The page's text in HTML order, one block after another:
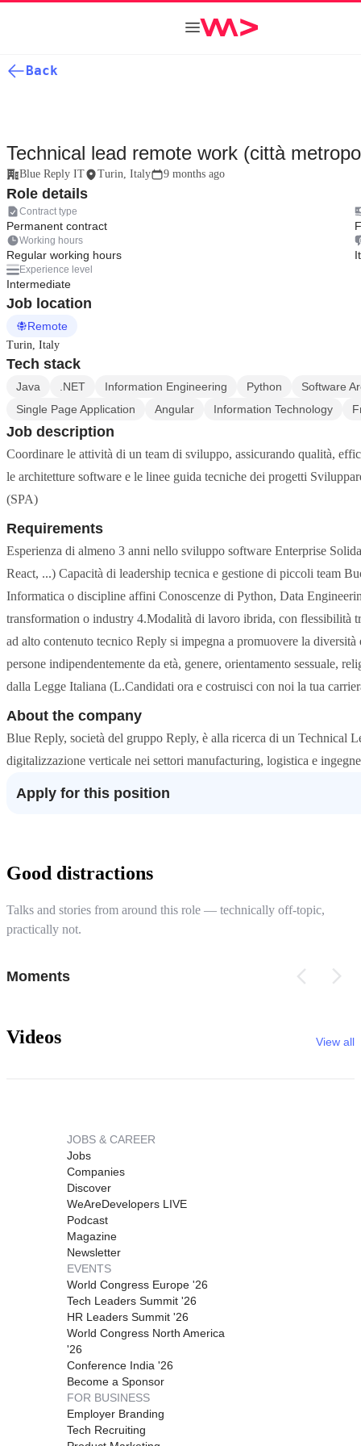
Back
Technical lead remote work (città
Blue Reply IT Turin, Italy 9 months ago
Role details
Contract type
Permanent contract
Working hours
Regular working hours
Experience level
Intermediate
Job location
Remote
Turin, Italy
Tech stack
Java .NET Information Engineering Python
Software
Single Page Application
Angular Information Technology
Job description
Coordinare le attività di un team di sviluppo, assicurando qualità,
le architetture software e le linee guida tecniche dei progetti
(SPA)
Requirements
Esperienza di almeno 3 anni nello sviluppo software Enterprise
React, ...) Capacità di leadership tecnica e gestione di piccoli team
Informatica o discipline affini Conoscenze di Python, Data
transformation o industry 4.Modalità di lavoro ibrida, con flessibilità
ad alto contenuto tecnico Reply si impegna a promuovere la
persone indipendentemente da età, genere, orientamento sessuale,
dalla Legge Italiana (L.Candidati ora e costruisci con noi la tua
About the company
Blue Reply, società del gruppo Reply, è alla ricerca di un Technical
digitalizzazione verticale nei settori manufacturing, logistica e
Apply for this position
Good distractions
Talks and stories from around this role — technically off-topic,
practically not.
Moments
Videos View all
JOBS & CAREER
Jobs
Companies
Discover
WeAreDevelopers LIVE
Podcast
Magazine
Newsletter
EVENTS
World Congress Europe '26
Tech Leaders Summit '26
HR Leaders Summit '26
World Congress North America
'26
Conference India '26
Become a Sponsor
FOR BUSINESS
Employer Branding
Tech Recruiting